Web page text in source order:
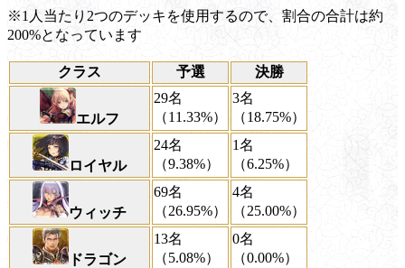
※1人当たり2つのデッキを使用するので、割合の合計は約
200%となっています
クラス 予選 決勝
エルフ
29名
（11.33%）
3名
（18.75%）
ロイヤル
24名
（9.38%）
1名
（6.25%）
ウィッチ
69名
（26.95%）
4名
（25.00%）
ドラゴン
13名
（5.08%）
0名
（0.00%）